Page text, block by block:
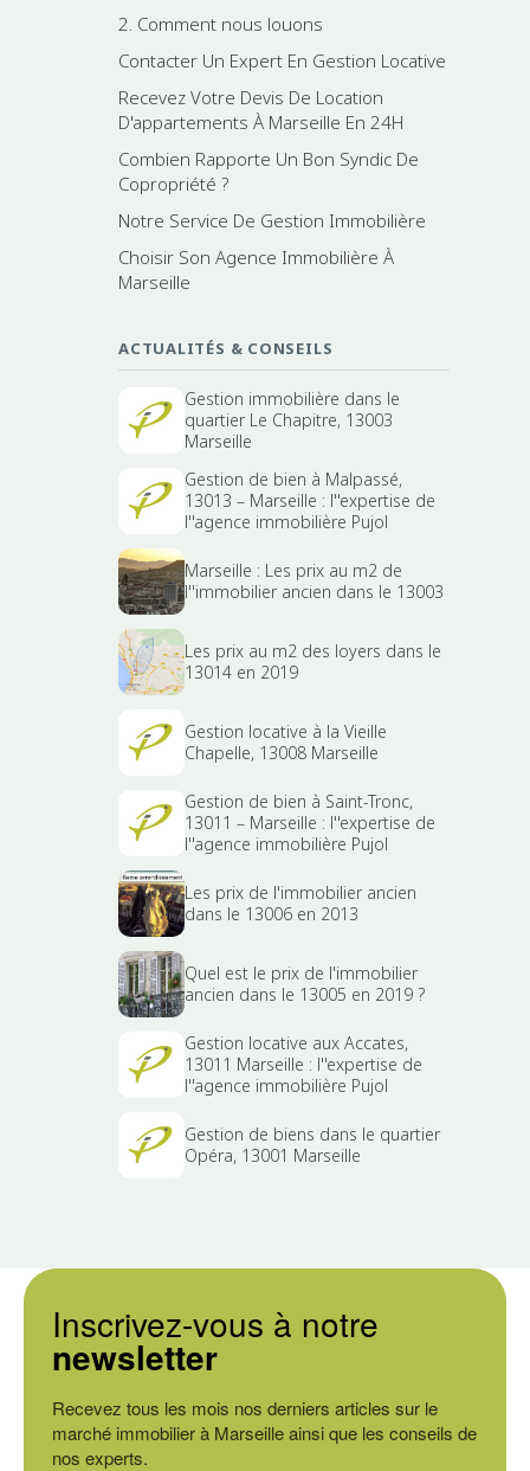
2. Comment nous louons
Contacter Un Expert En Gestion Locative
Recevez Votre Devis De Location
D'appartements À Marseille En 24H
Combien Rapporte Un Bon Syndic De
Copropriété ?
Notre Service De Gestion Immobilière
Choisir Son Agence Immobilière À
Marseille
ACTUALITÉS & CONSEILS
Gestion immobilière dans le
quartier Le Chapitre, 13003
Marseille
Gestion de bien à Malpassé,
13013 – Marseille : l''expertise de
l''agence immobilière Pujol
Marseille : Les prix au m2 de
l''immobilier ancien dans le 13003
Les prix au m2 des loyers dans le
13014 en 2019
Gestion locative à la Vieille
Chapelle, 13008 Marseille
Gestion de bien à Saint-Tronc,
13011 – Marseille : l''expertise de
l''agence immobilière Pujol
Les prix de l'immobilier ancien
dans le 13006 en 2013
Quel est le prix de l'immobilier
ancien dans le 13005 en 2019 ?
Gestion locative aux Accates,
13011 Marseille : l''expertise de
l''agence immobilière Pujol
Gestion de biens dans le quartier
Opéra, 13001 Marseille
Inscrivez-vous à notre
newsletter
Recevez tous les mois nos derniers articles sur le
marché immobilier à Marseille ainsi que les conseils de
nos experts.